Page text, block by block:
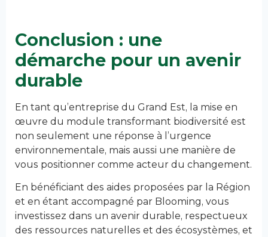
Conclusion : une
démarche pour un avenir
durable
En tant qu’entreprise du Grand Est, la mise en
œuvre du module transformant biodiversité est
non seulement une réponse à l’urgence
environnementale, mais aussi une manière de
vous positionner comme acteur du changement.
En bénéficiant des aides proposées par la Région
et en étant accompagné par Blooming, vous
investissez dans un avenir durable, respectueux
des ressources naturelles et des écosystèmes, et